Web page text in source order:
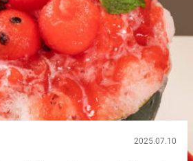
2025.07.10